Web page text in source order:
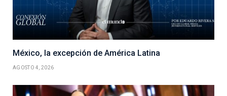
México, la excepción de América Latina
AGOSTO 4, 2026